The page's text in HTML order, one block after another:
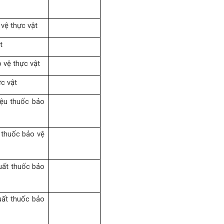
thực vật
vệ thực vật
vật
thuốc bảo
bảo vệ
thuốc bảo
thuốc bảo